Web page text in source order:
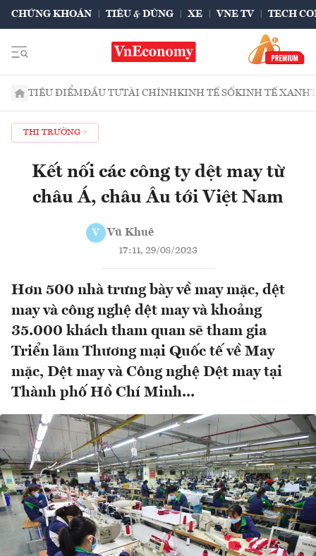
CHỨNG KHOÁN TIÊU & DÙNG XE VNE TV TECH
TIÊU ĐIỂMĐẦU TƯTÀI CHÍNHKINH TẾ SỐKINH TẾ XANH
THỊ TRƯỜNG
Kết nối các công ty dệt may từ
châu Á, châu Âu tới Việt Nam
V Vũ Khuê
17:11, 29/08/2023
Hơn 500 nhà trưng bày về may mặc, dệt
may và công nghệ dệt may và khoảng
35.000 khách tham quan sẽ tham gia
Triển lãm Thương mại Quốc tế về May
mặc, Dệt may và Công nghệ Dệt may tại
Thành phố Hồ Chí Minh...